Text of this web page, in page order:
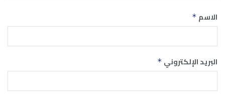
الاسم *
البريد الإلكتروني *